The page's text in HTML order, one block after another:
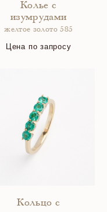
Колье с
изумрудами
желтое золото 585
Цена по запросу
Кольцо с